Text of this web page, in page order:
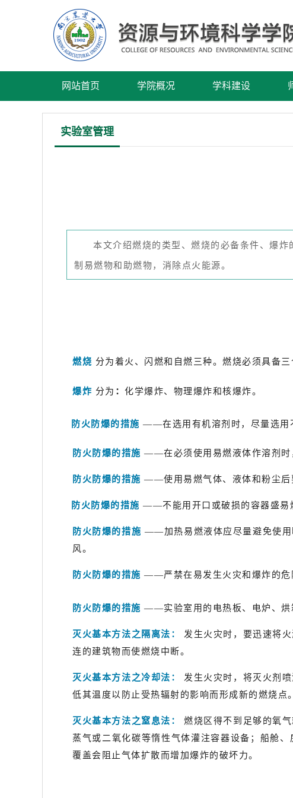
网站首页 学院概况 学科建设
实验室管理
本文介绍燃烧的类型、燃烧的必备条件、爆
制易燃物和助燃物，消除点火能源。
燃烧 分为着火、闪燃和自燃三种。燃烧必须具备
爆炸 分为 ： 化学爆炸、物理爆炸和核爆炸。
防火防爆的措施 ——在选用有机溶剂时，尽量选用
防火防爆的措施 ——在必须使用易燃液体作溶剂
防火防爆的措施 ——使用易燃气体、液体和粉尘后
防火防爆的措施 ——不能用开口或破损的容器盛易
防火防爆的措施 ——加热易燃液体应尽量避免使用
风。
防火防爆的措施 ——严禁在易发生火灾和爆炸的危
防火防爆的措施 ——实验室用的电热板、电炉、烘
灭火基本方法之隔离法： 发生火灾时，要迅速将
连的建筑物而使燃烧中断。
灭火基本方法之冷却法： 发生火灾时，将灭火剂
低其温度以防止受热辐射的影响而形成新的燃烧点
灭火基本方法之窒息法： 燃烧区得不到足够的氧
蒸气或二氧化碳等惰性气体灌注容器设备；船舱
覆盖会阻止气体扩散而增加爆炸的破坏力。